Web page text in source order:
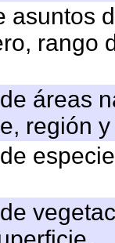
asuntos
rango
áreas
región